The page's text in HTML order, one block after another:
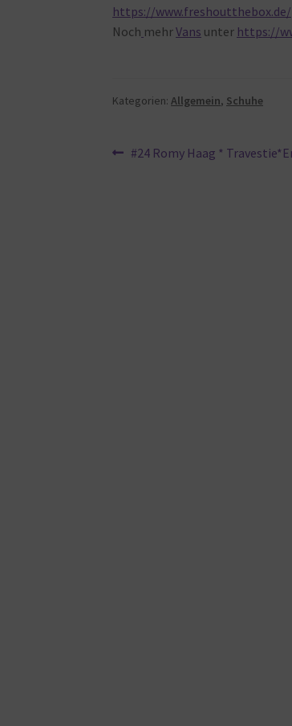
https://
Noch mehrVans unter https://
Kategorien:Allgemein, Schuhe
Vorheriger
#24 Romy Haag *